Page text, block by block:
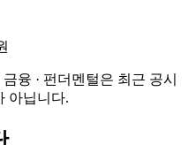
융 · 펀더멘털은 최근 공시
아닙니다.